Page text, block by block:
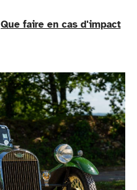
Que faire en cas d'impact